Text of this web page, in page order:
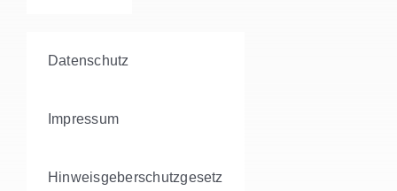
Datenschutz
Impressum
Hinweisgeberschutzgesetz